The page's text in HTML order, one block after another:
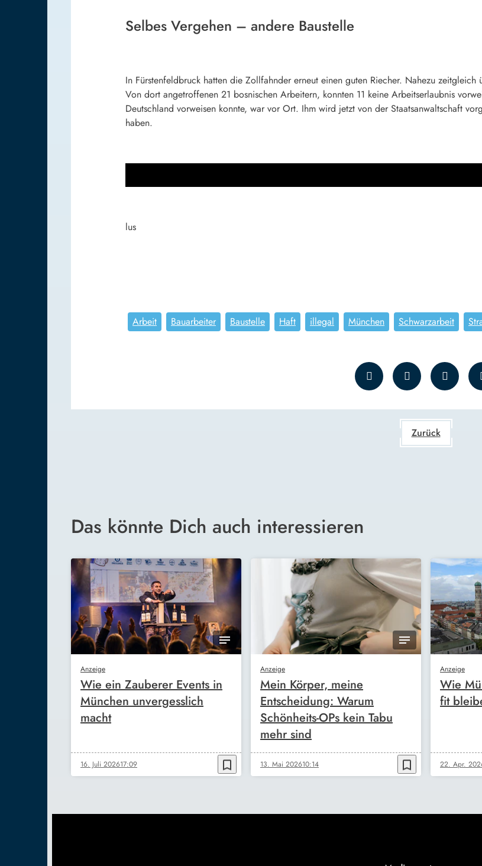
Selbes Vergehen – andere Baustelle
In Fürstenfeldbruck hatten die Zollfahnder erneut einen guten Riecher. Nahezu
Von dort angetroffenen 21 bosnischen Arbeitern, konnten 11 keine Arbeitserlaubnis
Deutschland vorweisen konnte, war vor Ort. Ihm wird jetzt von der Staatsanwaltschaft
haben.
lus
Arbeit Bauarbeiter Baustelle Haft illegal München Schwarzarbeit
Zurück
Das könnte Dich auch interessieren
Anzeige
Wie ein Zauberer Events in
München unvergesslich
macht
16. Juli 202617:09 bookmark_border
Anzeige
Mein Körper, meine
Entscheidung: Warum
Schönheits-OPs kein Tabu
mehr sind
13. Mai 202610:14 bookmark_border
Anzeige
Wie
fit
22. Apr.